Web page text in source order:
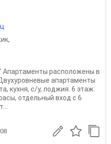
,
расположены в
апартаменты
кухня, с/у, лоджия. 6 этаж:
отдельный вход с 6